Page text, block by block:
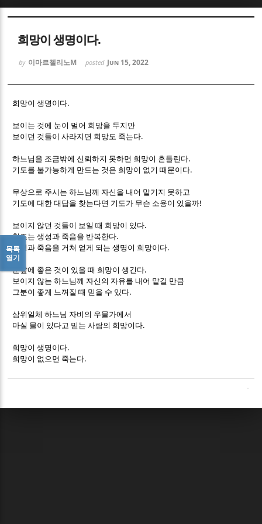
희망이 생명이다.
by 이마르첼리노M posted Jun 15, 2022
희망이 생명이다.
보이는 것에 눈이 멀어 희망을 두지만
보이던 것들이 사라지면 희망도 죽는다.
하느님을 조금밖에 신뢰하지 못하면 희망이 흔들린다.
기도를 불가능하게 만드는 것은 희망이 없기 때문이다.
무상으로 주시는 하느님께 자신을 내어 맡기지 못하고
기도에 대한 대답을 찾는다면 기도가 무슨 소용이 있을까!
보이지 않던 것들이 보일 때 희망이 있다.
창조는 생성과 죽음을 반복한다.
생성과 죽음을 거쳐 얻게 되는 생명이 희망이다.
눈앞에 좋은 것이 있을 때 희망이 생긴다.
보이지 않는 하느님께 자신의 자유를 내어 맡길 만큼
그분이 좋게 느껴질 때 믿을 수 있다.
삼위일체 하느님 자비의 우물가에서
마실 물이 있다고 믿는 사람의 희망이다.
희망이 생명이다.
희망이 없으면 죽는다.
목록
열기
Sketchbook5, 스케치북5
Sketchbook5, 스케치북5
Sketchbook5, 스케치북5
Sketchbook5, 스케치북5